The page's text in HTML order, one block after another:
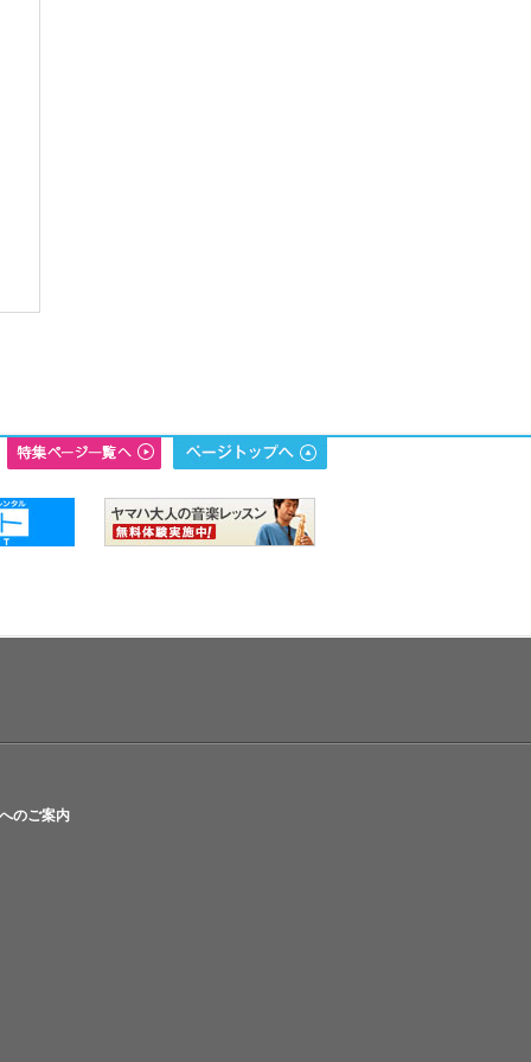
のご案内